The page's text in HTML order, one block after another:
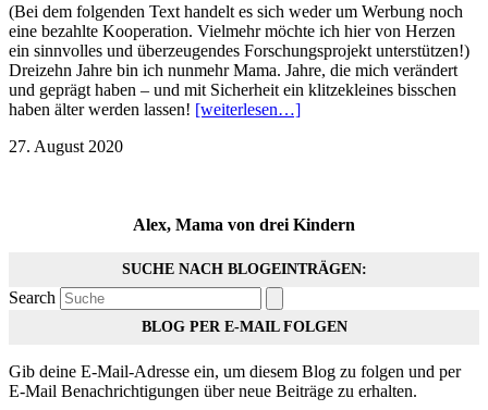
(Bei dem folgenden Text handelt es sich weder um Werbung noch
eine bezahlte Kooperation. Vielmehr möchte ich hier von Herzen
ein sinnvolles und überzeugendes Forschungsprojekt unterstützen!)
Dreizehn Jahre bin ich nunmehr Mama. Jahre, die mich verändert
und geprägt haben – und mit Sicherheit ein klitzekleines bisschen
haben älter werden lassen! [weiterlesen…]
27. August 2020
Alex, Mama von drei Kindern
SUCHE NACH BLOGEINTRÄGEN:
Search
BLOG PER E-MAIL FOLGEN
Gib deine E-Mail-Adresse ein, um diesem Blog zu folgen und per
E-Mail Benachrichtigungen über neue Beiträge zu erhalten.